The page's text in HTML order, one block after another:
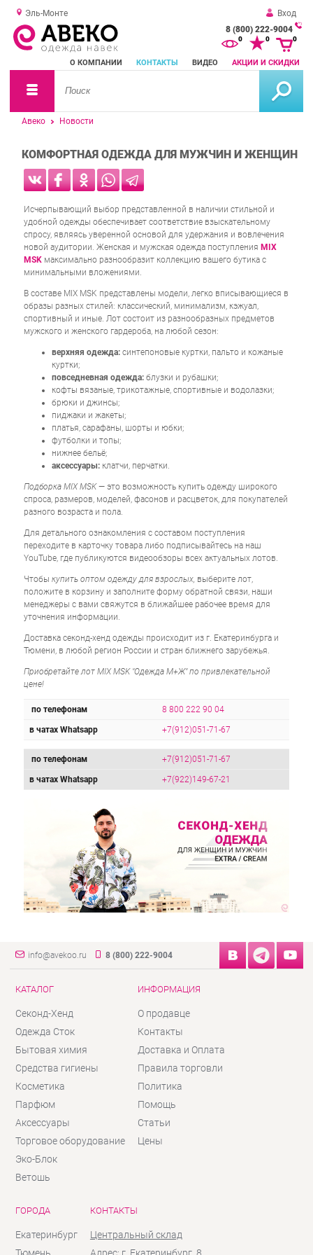
Эль-Монте
Вход
8 (800) 222-9004
О КОМПАНИИ КОНТАКТЫ ВИДЕО АКЦИИ И СКИДКИ
0 0 0
Авеко Новости
КОМФОРТНАЯ ОДЕЖДА ДЛЯ МУЖЧИН И ЖЕНЩИН
Исчерпывающий выбор представленной в наличии стильной и
удобной одежды обеспечивает соответствие взыскательному
спросу, являясь уверенной основой для удержания и вовлечения
новой аудитории. Женская и мужская одежда поступления MIX
MSK максимально разнообразит коллекцию вашего бутика с
минимальными вложениями.
В составе MIX MSK представлены модели, легко вписывающиеся в
образы разных стилей: классический, минимализм, кэжуал,
спортивный и иные. Лот состоит из разнообразных предметов
мужского и женского гардероба, на любой сезон:
верхняя одежда: синтепоновые куртки, пальто и кожаные
куртки;
повседневная одежда: блузки и рубашки;
кофты вязаные, трикотажные, спортивные и водолазки;
брюки и джинсы;
пиджаки и жакеты;
платья, сарафаны, шорты и юбки;
футболки и топы;
нижнее бельё;
аксессуары: клатчи, перчатки.
Подборка MIX MSK— это возможность купить одежду широкого
спроса, размеров, моделей, фасонов и расцветок, для покупателей
разного возраста и пола.
Для детального ознакомления с составом поступления
переходите в карточку товара либо подписывайтесь на наш
YouTube, где публикуются видеообзоры всех актуальных лотов.
Чтобы купить оптом одежду для взрослых, выберите лот,
положите в корзину и заполните форму обратной связи, наши
менеджеры с вами свяжутся в ближайшее рабочее время для
уточнения информации.
Доставка секонд-хенд одежды происходит из г. Екатеринбурга и
Тюмени, в любой регион России и стран ближнего зарубежья.
Приобретайте лот MIX MSK "Одежда М+Ж" по привлекательной
цене!
по телефонам 8 800 222 90 04
в чатах Whatsapp +7(912)051-71-67
по телефонам +7(912)051-71-67
в чатах Whatsapp +7(922)149-67-21
info@avekoo.ru 8 (800) 222-9004
КАТАЛОГ
Секонд-Хенд
Одежда Сток
Бытовая химия
Средства гигиены
Косметика
Парфюм
Аксессуары
Торговое оборудование
Эко-Блок
Ветошь
ИНФОРМАЦИЯ
О продавце
Контакты
Доставка и Оплата
Правила торговли
Политика
Помощь
Статьи
Цены
ГОРОДА
Екатеринбург
КОНТАКТЫ
Центральный склад